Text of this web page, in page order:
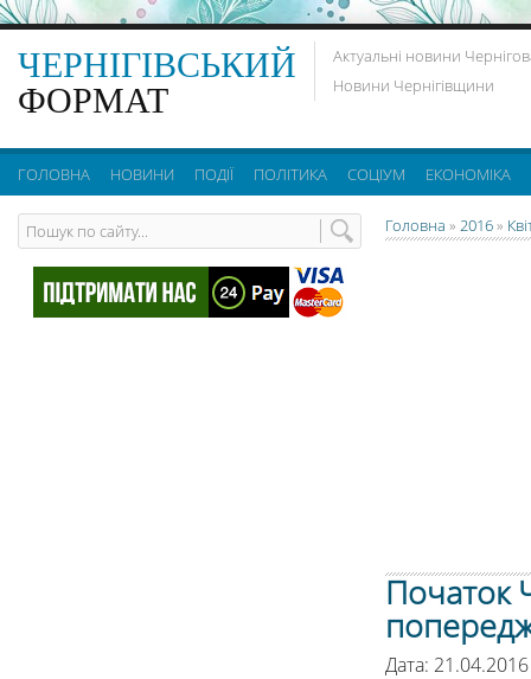
ЧЕРНІГІВСЬКИЙ
ФОРМАТ
Актуальні новини
Новини Чернігівщини
ГОЛОВНА НОВИНИ ПОДІЇ ПОЛІТИКА СОЦІУМ ЕКОНОМІКА
Головна » 2016»
Початок
Дата: